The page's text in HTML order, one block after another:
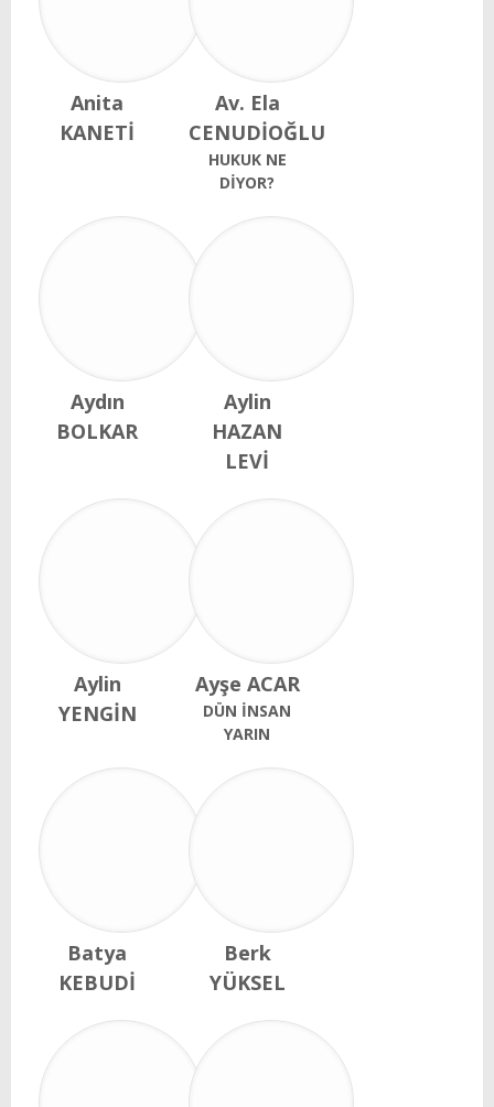
Anita
KANETİ
Av. Ela
CENUDİOĞLU
HUKUK NE
DİYOR?
Aydın
BOLKAR
Aylin
HAZAN
LEVİ
Aylin
YENGİN
Ayşe ACAR
DÜN İNSAN
YARIN
Batya
KEBUDİ
Berk
YÜKSEL